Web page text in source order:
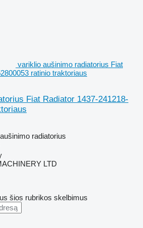
variklio aušinimo radiatorius Fiat
ratinio traktoriaus
Fiat Radiator 1437-241218-
radiatorius
LTD
šios rubrikos skelbimus